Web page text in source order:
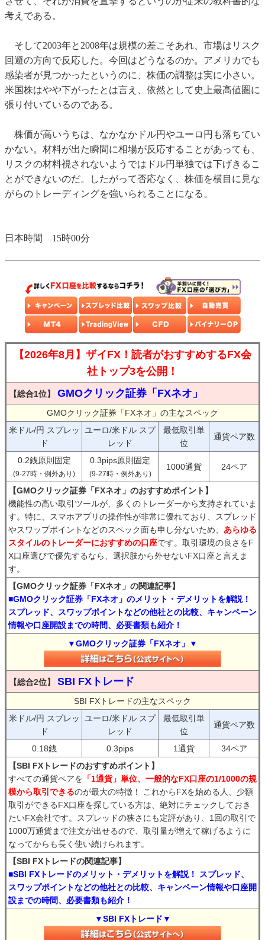
考えである。
そして2003年と2008年は規模の差こそあれ、市場はリスク
回避の方向で反応した。今回はどうなるのか。アメリカでも
感染者が見つかったというのに、株価の調整は実に小さい。
米国株はやや下がったとは言え、依然として史上最高値圏に
張り付いているのである。
株価が高いうちは、なかなかドル円やユーロ円も落ちてい
かない。材料が出た瞬間に相場が反応することがあっても、
リスクの材料視されないようではドル円単独では下げきるこ
とができないのだ。したがって否応なく、株価を横目に見な
がらのトレーディングを強いられることになる。
日本時間 15時00分
【2026年8月】ザイFX！読者がおすすめするFX会
社トップ3を公開！
【総合1位】 GMOクリック証券「FXネオ」
GMOクリック証券「FXネオ」の主なスペック
米ドル/円 スプレッ
ド
ユーロ/米ドル スプ
レッド
最低取引単
位
通貨ペア数
0.2銭原則固定
(9-27時・例外あり)
0.3pips原則固定
(9-27時・例外あり)
1000通貨 24ペア
【GMOクリック証券「FXネオ」のおすすめポイント】
機能性の高い取引ツールが、多くのトレーダーから支持されていま
す。特に、スマホアプリの操作性が非常に優れており、スプレッド
やスワップポイントなどのスペック面も申し分ないため、 あらゆる
スタイルのトレーダーにおすすめの口座です。取引環境の良さをF
X口座選びで優先するなら、選択肢から外せないFX口座と言えま
す。
【GMOクリック証券「FXネオ」の関連記事】
■GMOクリック証券「FXネオ」のメリット・デメリットを解説！
スプレッド、スワップポイントなどの他社との比較、キャンペーン
情報や口座開設までの時間、必要書類も紹介！
▼GMOクリック証券「FXネオ」▼
【総合2位】 SBI FXトレード
SBI FXトレードの主なスペック
米ドル/円 スプレッ
ド
ユーロ/米ドル スプ
レッド
最低取引単
位
通貨ペア数
0.18銭 0.3pips 1通貨
34ペア
【SBI FXトレードのおすすめポイント】
すべての通貨ペアを 「1通貨」単位、一般的なFX口座の1/1000の規
模から取引できるのが最大の特徴！ これからFXを始める人、少額
取引ができるFX口座を探している方は、絶対にチェックしておき
たいFX会社です。スプレッドの狭さにも定評があり、1回の取引で
1000万通貨まで注文が出せるので、取引量が増えて稼げるように
なってからも長く使い続けられます。
【SBI FXトレードの関連記事】
■SBI FXトレードのメリット・デメリットを解説！ スプレッド、
スワップポイントなどの他社との比較、キャンペーン情報や口座開
設までの時間、必要書類も紹介！
▼SBI FXトレード▼